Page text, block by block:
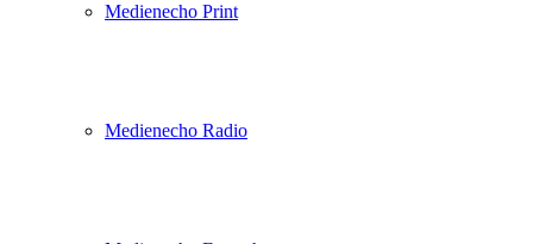
Medienecho Print
Medienecho Radio